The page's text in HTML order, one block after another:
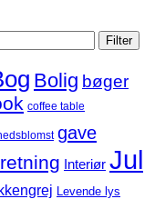
Filter
Bolig bøger
coffee table
gave
Interiør Jul
Levende lys